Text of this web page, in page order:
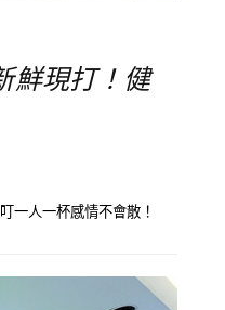
鮮現打！健
一人一杯感情不會散！